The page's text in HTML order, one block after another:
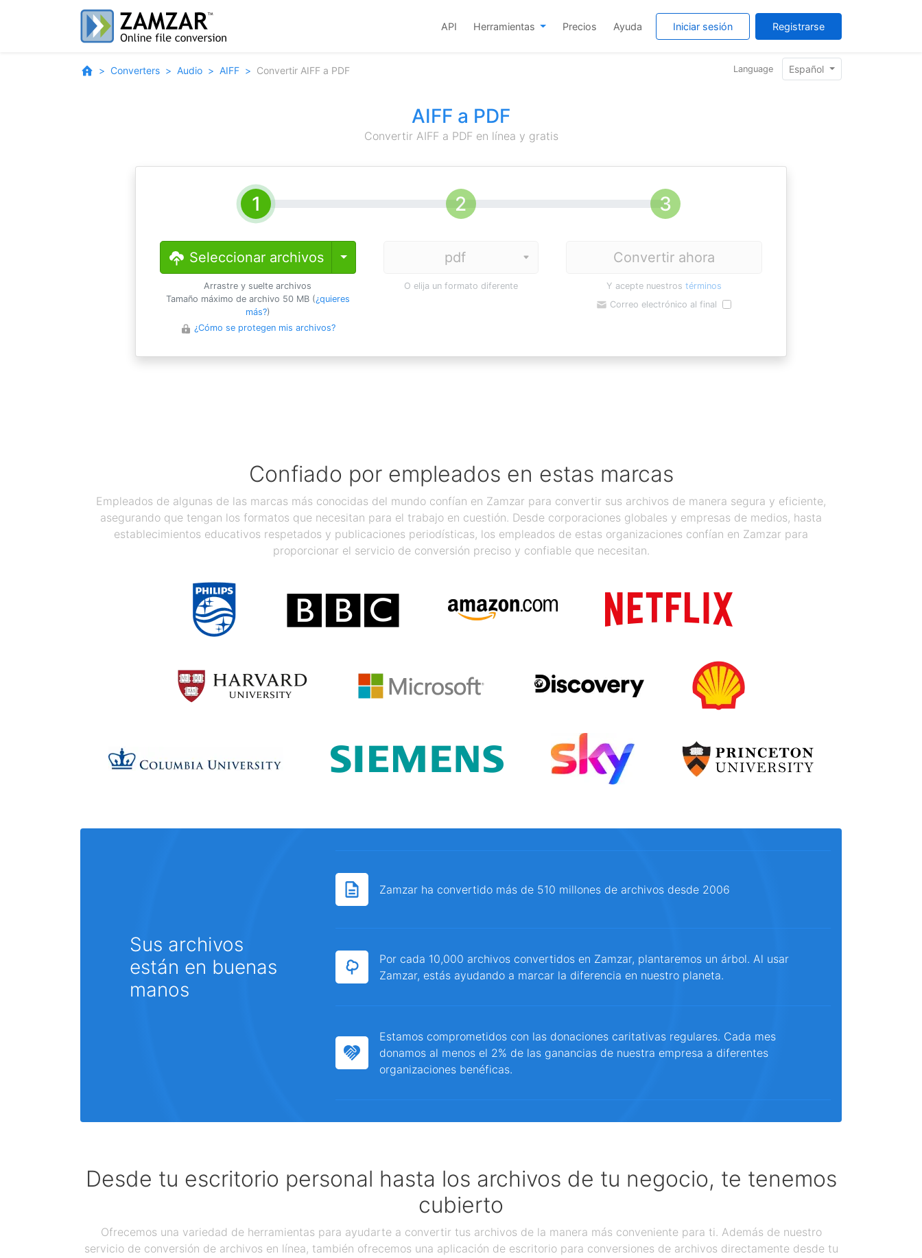
API Herramientas Precios Ayuda Iniciar sesión Registrarse
Converters Audio AIFF Convertir AIFF a PDF Language Español
AIFF a PDF
Convertir AIFF a PDF en línea y gratis
Seleccionar archivos Toggle Dropdown
Arrastre y suelte archivos
Tamaño máximo de archivo 50 MB (¿quieres
más?)
¿Cómo se protegen mis archivos?
O elija un formato diferente
Convertir ahora
Y acepte nuestros términos
Correo electrónico al final
Confiado por empleados en estas marcas
Empleados de algunas de las marcas más conocidas del mundo confían en Zamzar para convertir sus archivos de manera segura y eficiente,
asegurando que tengan los formatos que necesitan para el trabajo en cuestión. Desde corporaciones globales y empresas de medios, hasta
establecimientos educativos respetados y publicaciones periodísticas, los empleados de estas organizaciones confían en Zamzar para
proporcionar el servicio de conversión preciso y confiable que necesitan.
Sus archivos
están en buenas
manos
Zamzar ha convertido más de 510 millones de archivos desde 2006
Por cada 10,000 archivos convertidos en Zamzar, plantaremos un árbol. Al usar
Zamzar, estás ayudando a marcar la diferencia en nuestro planeta.
Estamos comprometidos con las donaciones caritativas regulares. Cada mes
donamos al menos el 2% de las ganancias de nuestra empresa a diferentes
organizaciones benéficas.
Desde tu escritorio personal hasta los archivos de tu negocio, te tenemos
cubierto
Ofrecemos una variedad de herramientas para ayudarte a convertir tus archivos de la manera más conveniente para ti. Además de nuestro
servicio de conversión de archivos en línea, también ofrecemos una aplicación de escritorio para conversiones de archivos directamente desde tu